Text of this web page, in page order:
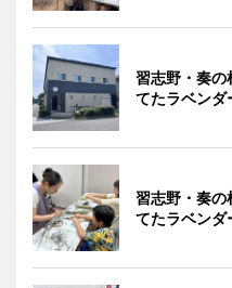
習志野・奏
てたラベンダ
習志野・奏
てたラベンダ